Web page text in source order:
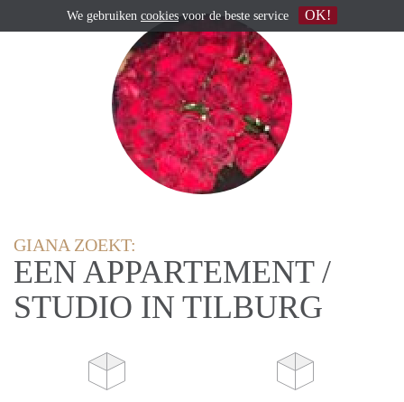
GIANA ZOEKT:
EEN APPARTEMENT /
STUDIO IN TILBURG
We gebruiken cookiesvoor de beste service OK!